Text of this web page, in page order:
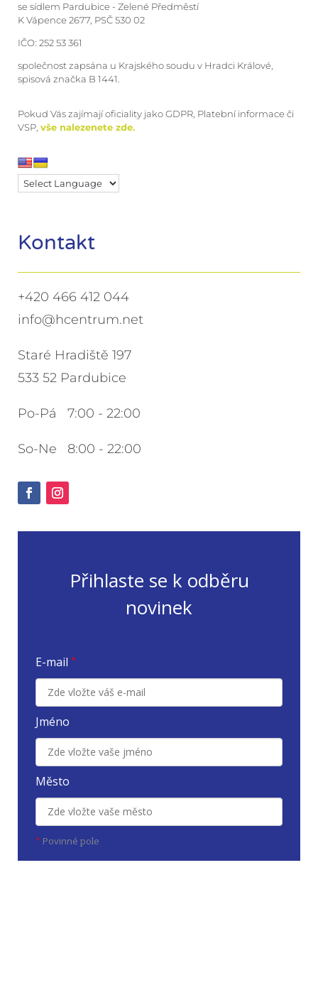
se sídlem Pardubice - Zelené Předměstí
K Vápence 2677, PSČ 530 02
IČO: 252 53 361
společnost zapsána u Krajského soudu v Hradci Králové,
spisová značka B 1441.
Pokud Vás zajímají oficiality jako GDPR, Platební informace či
VSP, vše nalezenete zde.
Kontakt
+420 466 412 044
info@hcentrum.net
Staré Hradiště 197
533 52 Pardubice
Po-Pá 7:00 - 22:00
So-Ne 8:00 - 22:00
Přihlaste se k odběru
novinek
E-mail *
Jméno
Město
* Povinné pole